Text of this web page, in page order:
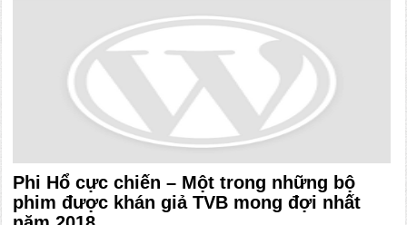
Phi Hổ cực chiến – Một trong những bộ
phim được khán giả TVB mong đợi nhất